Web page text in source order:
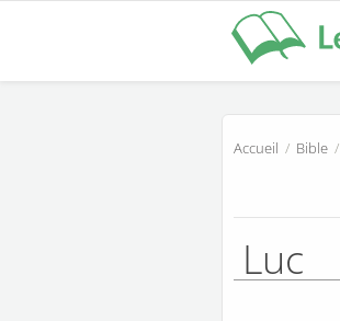
Accueil / Bible /
Luc